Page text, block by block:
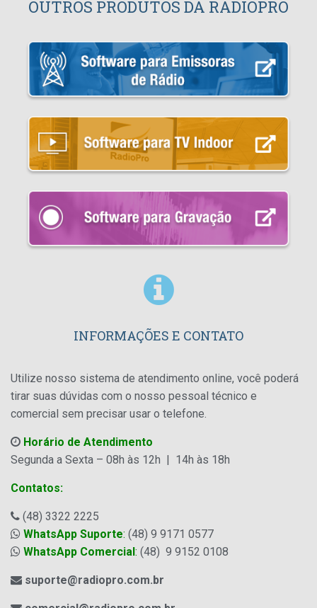
OUTROS PRODUTOS DA RADIOPRO
INFORMAÇÕES E CONTATO
Utilize nosso sistema de atendimento online, você poderá
tirar suas dúvidas com o nosso pessoal técnico e
comercial sem precisar usar o telefone.
Horário de Atendimento
Segunda a Sexta – 08h às 12h | 14h às 18h
Contatos:
(48) 3322 2225
WhatsApp Suporte: (48) 9 9171 0577
WhatsApp Comercial: (48) 9 9152 0108
suporte@radiopro.com.br